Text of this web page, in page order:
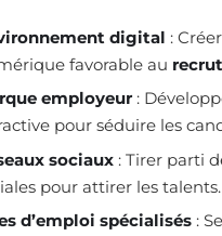
digital :
favorable au
employeur :
pour séduire les
sociaux : Tirer parti
pour attirer les talents.
d’emploi spécialisés :